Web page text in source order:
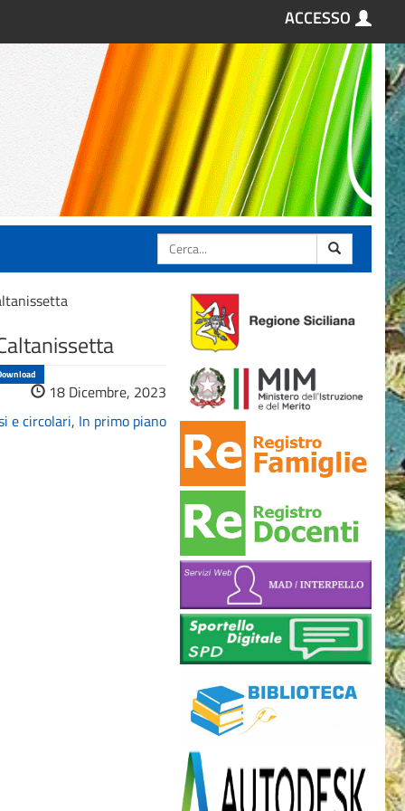
ACCESSO
Cerca
18 Dicembre, 2023
e circolari, In primo piano